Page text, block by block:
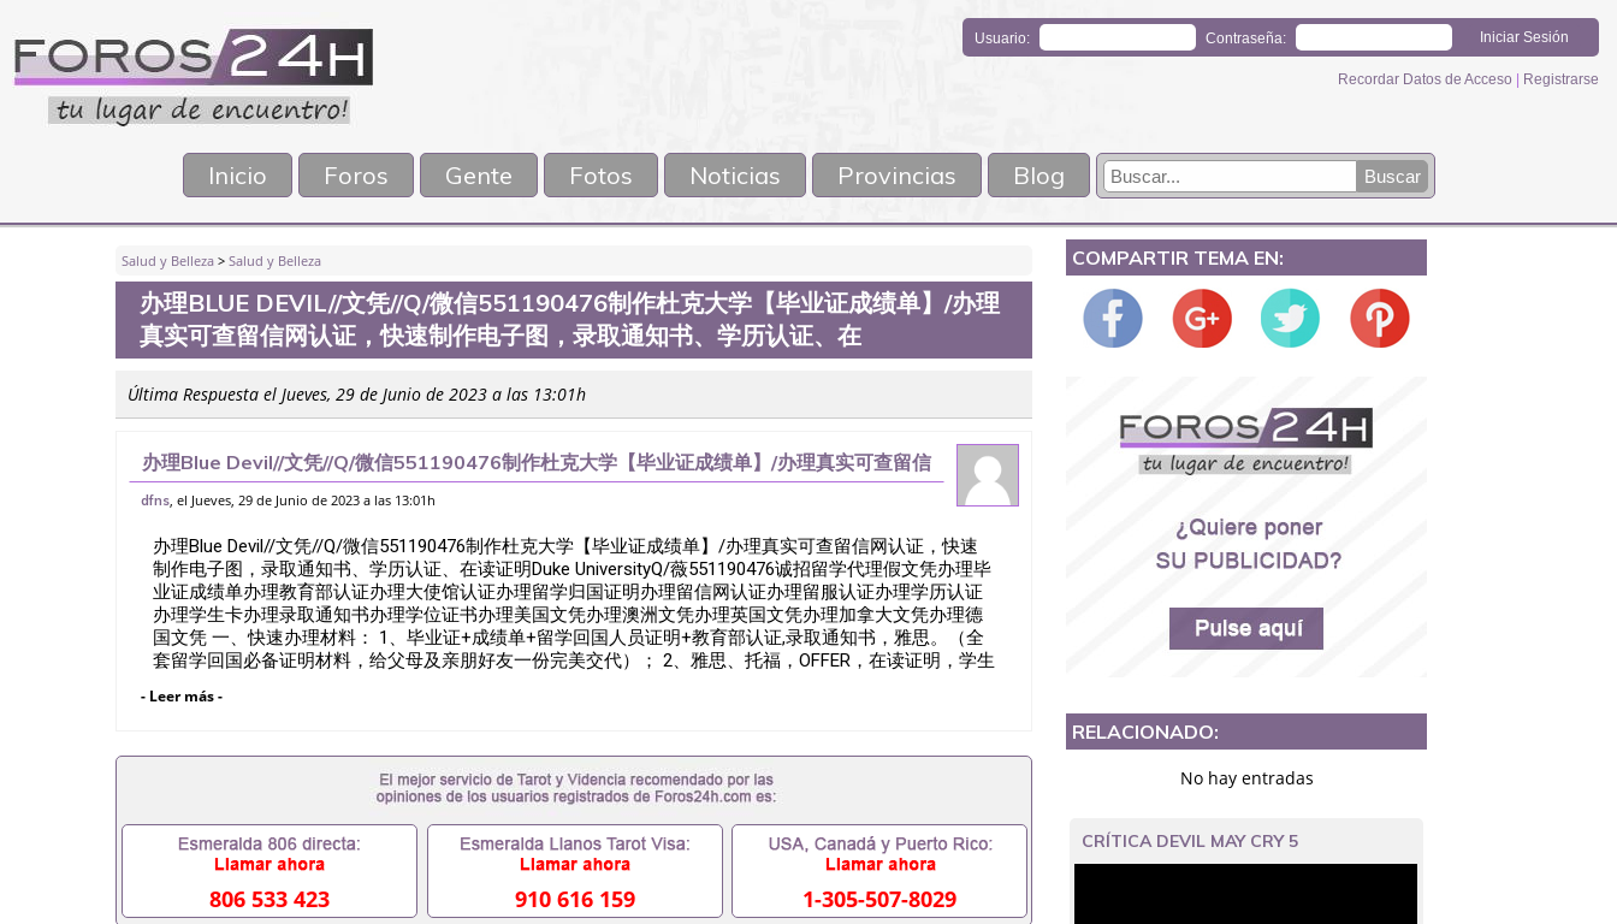
Usuario: Contraseña:
Recordar Datos de Acceso Registrarse
Inicio Foros Gente Fotos Noticias Provincias Blog
Salud y Belleza > Salud y Belleza
办理BLUE DEVIL//文凭//Q/微信551190476制作杜克大学【毕业证成绩单】/办理
真实可查留信网认证，快速制作电子图，录取通知书、学历认证、在
Última Respuesta el Jueves, 29 de Junio de 2023 a las 13:01h
办理Blue Devil//文凭//Q/微信551190476制作杜克大学【毕业证成绩单】/办理真实可查留信
网认证，快速制作电子图，录取通知书、学历认证、在
dfns, el Jueves, 29 de Junio de 2023 a las 13:01h
办理Blue Devil//文凭//Q/微信551190476制作杜克大学【毕业证成绩单】/办理真实可查留信网认证，快速
制作电子图，录取通知书、学历认证、在读证明Duke UniversityQ/薇551190476诚招留学代理假文凭办理毕
业证成绩单办理教育部认证办理大使馆认证办理留学归国证明办理留信网认证办理留服认证办理学历认证
办理学生卡办理录取通知书办理学位证书办理美国文凭办理澳洲文凭办理英国文凭办理加拿大文凭办理德
国文凭 一、快速办理材料： 1、毕业证+成绩单+留学回国人员证明+教育部认证,录取通知书，雅思。（全
套留学回国必备证明材料，给父母及亲朋好友一份完美交代）； 2、雅思、托福，OFFER，在读证明，学生
理，毕业证成绩单，学校，专业，学位，毕业时间都可以根据客户要求安排。 国内找工作假的毕业证可以
职事业单位/国企假的毕业证会查吗551190476入职国企/事业单位需要些什么材料551190476办理假毕业证
在国内能用吗, 挂科拿不到毕业证怎么办, 毕业证丢了怎么办, 没有正常毕业怎么办理毕业证,没毕业可以办学
历认证吗,您是否因为中途辍学、挂科而没有正常毕业551190476您是否因为递交材料不齐而被拒之门外
551190476您是否因没正常毕业而导致回国得不到教育部认证在校挂科了不想读了,成绩不理想毕不了业怎
么办551190476找工作没有文凭怎么办,怎么办理本科/研究生文凭551190476如何办理本科/硕士毕业证
551190476网上买文凭可靠吗551190476哪里可以买国外文凭551190476国外本科毕业证怎么办理
551190476国外大学文凭可以打工作吗551190476怎么办理 外假毕业证551190476哪里可以制作美国毕业证
551190476哪里可以办理澳洲毕业证551190476留学生在哪里可以买假毕业证551190476哪里可以办理加拿
- Leer más -
806 533 423 910 616 159 1-305-507-8029
COMPARTIR TEMA EN:
RELACIONADO:
No hay entradas
CRÍTICA DEVIL MAY CRY 5